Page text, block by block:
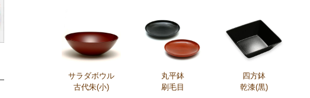
サラダボウル
古代朱(小)
丸平鉢
刷毛目
四方鉢
乾漆(黒)